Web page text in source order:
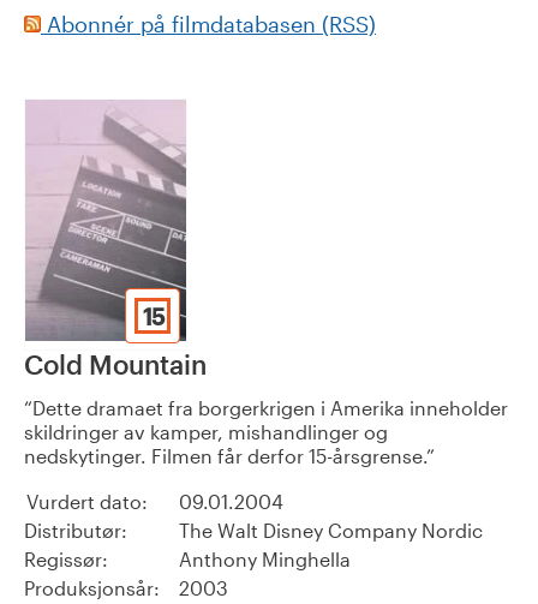
Abonnér på filmdatabasen (RSS)
15
Cold Mountain
Dette dramaet fra borgerkrigen i Amerika inneholder
skildringer av kamper, mishandlinger og
nedskytinger. Filmen får derfor 15-årsgrense.
Vurdert dato:
09.01.2004
Distributør:
The Walt Disney Company Nordic
Regissør:
Anthony Minghella
Produksjonsår:
2003